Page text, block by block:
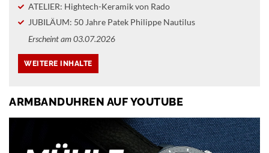
ATELIER: Hightech-Keramik von Rado
JUBILÄUM: 50 Jahre Patek Philippe Nautilus
Erscheint am 03.07.2026
ARMBANDUHREN AUF YOUTUBE